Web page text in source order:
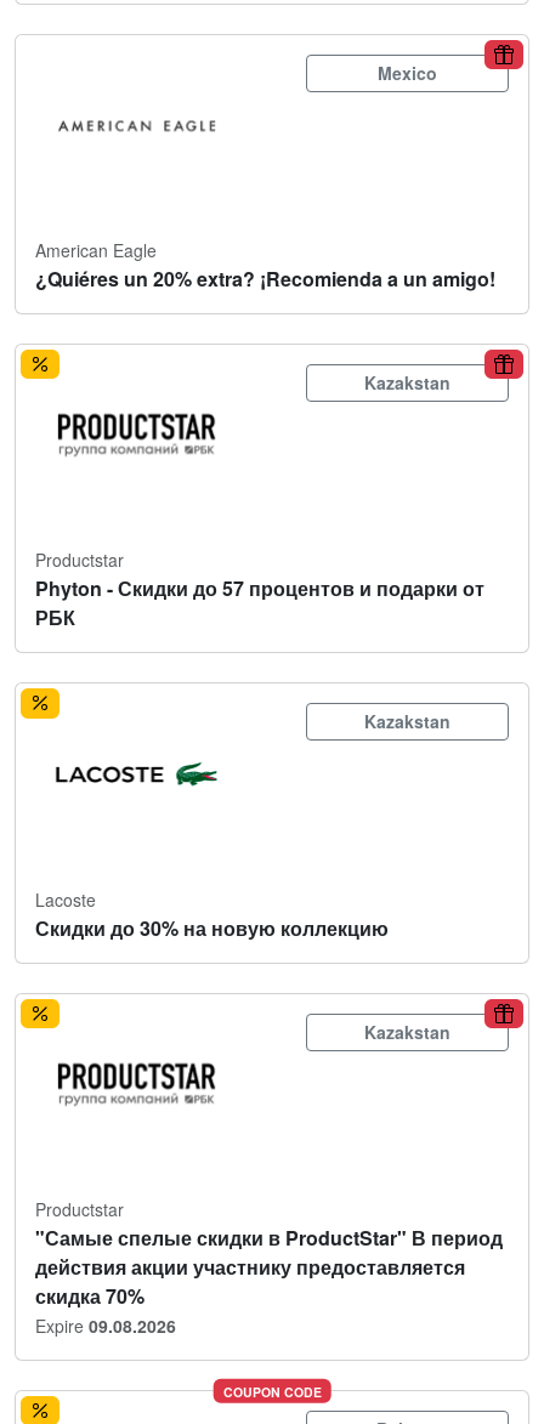
Mexico
American Eagle
¿Quiéres un 20% extra? ¡Recomienda a un amigo!
Kazakstan
Productstar
Phyton - Скидки до 57 процентов и подарки от
РБК
Kazakstan
Lacoste
Скидки до 30% на новую коллекцию
Kazakstan
Productstar
"Самые спелые скидки в ProductStar" В период
действия акции участнику предоставляется
скидка 70%
Expire 09.08.2026
COUPON CODE